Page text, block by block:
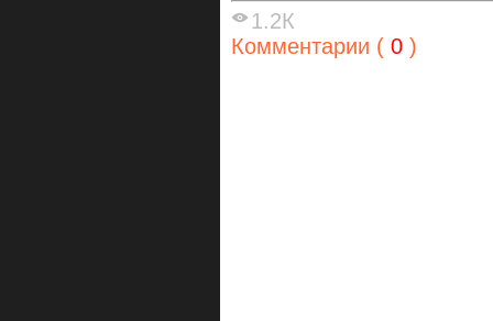
1.2К
Комментарии ( 0 )